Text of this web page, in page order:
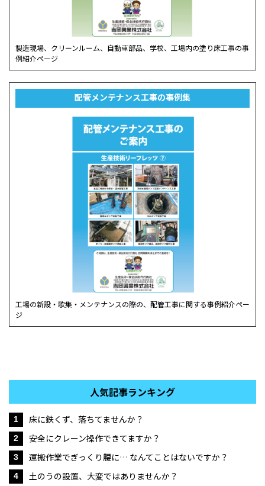
製造現場、クリーンルーム、自動車部品、学校、工場内の塗り床工事の事
例紹介ページ
配管メンテナンス工事の事例集
工場の新設・歌集・メンテナンスの際の、配管工事に関する事例紹介ペー
ジ
人気記事ランキング
1 床に鉄くず、落ちてませんか？
2 安全にクレーン操作できてますか？
3 運搬作業でぎっくり腰に… なんてことはないですか？
4 土のうの設置、大変ではありませんか？